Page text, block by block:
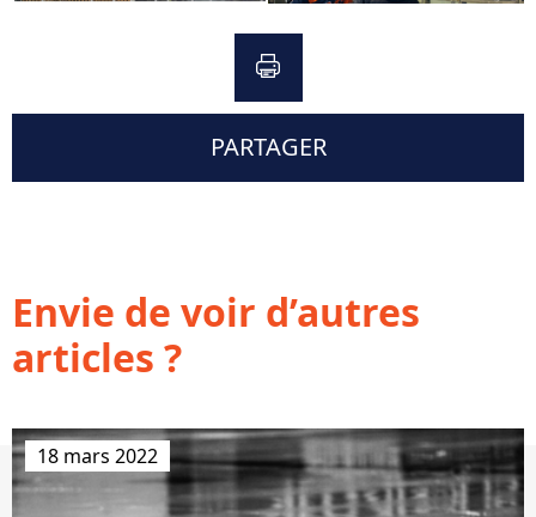
PARTAGER
Envie de voir d’autres
articles ?
18 mars 2022